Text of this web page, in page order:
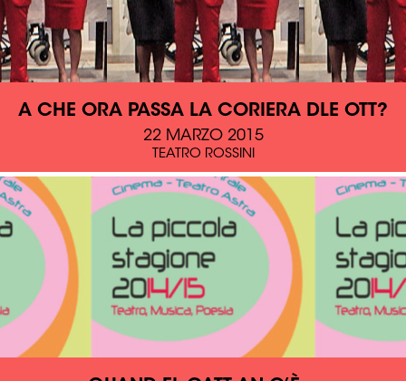
A CHE ORA PASSA LA CORIERA DLE OTT?
22 MARZO 2015
TEATRO ROSSINI